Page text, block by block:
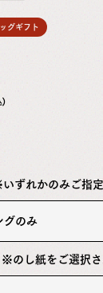
グギフト
)
ずれかのみご指定
グのみ
のし紙をご選択さ